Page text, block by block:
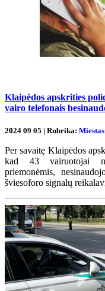
Klaipėdos apskrities
vairo telefonais
2024 09 05 | Rubrika: Miestas
Per savaitę Klaipėdos
kad 43 vairuotojai
priemonėmis,
šviesoforo signalų